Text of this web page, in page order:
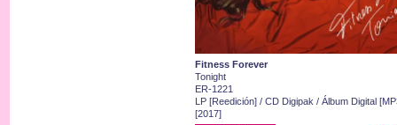
Fitness Forever
Tonight
ER-1221
LP [Reedición] / CD Digipak / Álbum Digital
[2017]